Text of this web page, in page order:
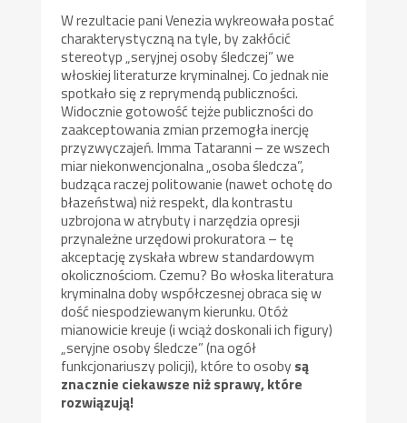
W rezultacie pani Venezia wykreowała postać
charakterystyczną na tyle, by zakłócić
stereotyp „seryjnej osoby śledczej” we
włoskiej literaturze kryminalnej. Co jednak nie
spotkało się z reprymendą publiczności.
Widocznie gotowość tejże publiczności do
zaakceptowania zmian przemogła inercję
przyzwyczajeń. Imma Tataranni – ze wszech
miar niekonwencjonalna „osoba śledcza”,
budząca raczej politowanie (nawet ochotę do
błazeństwa) niż respekt, dla kontrastu
uzbrojona w atrybuty i narzędzia opresji
przynależne urzędowi prokuratora – tę
akceptację zyskała wbrew standardowym
okolicznościom. Czemu? Bo włoska literatura
kryminalna doby współczesnej obraca się w
dość niespodziewanym kierunku. Otóż
mianowicie kreuje (i wciąż doskonali ich figury)
„seryjne osoby śledcze” (na ogół
funkcjonariuszy policji), które to osoby są
znacznie ciekawsze niż sprawy, które
rozwiązują!